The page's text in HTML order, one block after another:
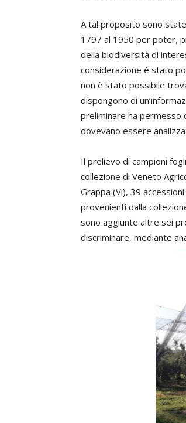
A tal proposito sono
1797 al 1950 per poter,
della biodiversità di
considerazione è stato
non è stato possibile
dispongono di
preliminare ha permesso
dovevano essere
Il prelievo di campioni
collezione di Veneto
Grappa (Vi), 39
provenienti dalla
sono aggiunte altre sei
discriminare, mediante